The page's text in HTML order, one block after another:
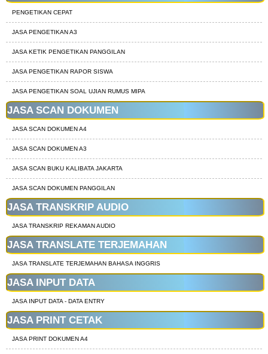
PENGETIKAN CEPAT
JASA PENGETIKAN A3
JASA KETIK PENGETIKAN PANGGILAN
JASA PENGETIKAN RAPOR SISWA
JASA PENGETIKAN SOAL UJIAN RUMUS MIPA
JASA SCAN DOKUMEN
JASA SCAN DOKUMEN A4
JASA SCAN DOKUMEN A3
JASA SCAN BUKU KALIBATA JAKARTA
JASA SCAN DOKUMEN PANGGILAN
JASA TRANSKRIP AUDIO
JASA TRANSKRIP REKAMAN AUDIO
JASA TRANSLATE TERJEMAHAN
JASA TRANSLATE TERJEMAHAN BAHASA INGGRIS
JASA INPUT DATA
JASA INPUT DATA - DATA ENTRY
JASA PRINT CETAK
JASA PRINT DOKUMEN A4